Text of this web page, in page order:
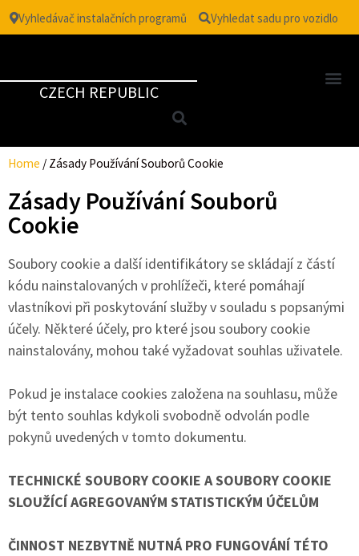
Vyhledávač instalačních programů Vyhledat sadu pro vozidlo
CZECH REPUBLIC
Home / Zásady Používání Souborů Cookie
Zásady Používání Souborů
Cookie
Soubory cookie a další identifikátory se skládají z částí
kódu nainstalovaných v prohlížeči, které pomáhají
vlastníkovi při poskytování služby v souladu s popsanými
účely. Některé účely, pro které jsou soubory cookie
nainstalovány, mohou také vyžadovat souhlas uživatele.
Pokud je instalace cookies založena na souhlasu, může
být tento souhlas kdykoli svobodně odvolán podle
pokynů uvedených v tomto dokumentu.
TECHNICKÉ SOUBORY COOKIE A SOUBORY COOKIE
SLOUŽÍCÍ AGREGOVANÝM STATISTICKÝM ÚČELŮM
ČINNOST NEZBYTNĚ NUTNÁ PRO FUNGOVÁNÍ TÉTO